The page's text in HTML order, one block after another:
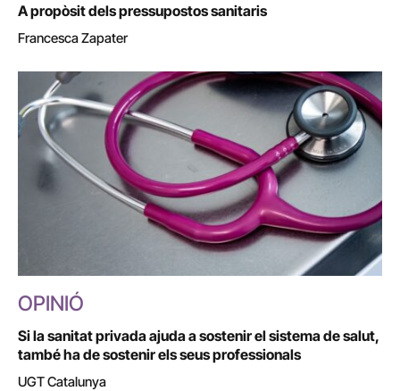
A propòsit dels pressupostos sanitaris
Francesca Zapater
OPINIÓ
Si la sanitat privada ajuda a sostenir el sistema de salut,
també ha de sostenir els seus professionals
UGT Catalunya